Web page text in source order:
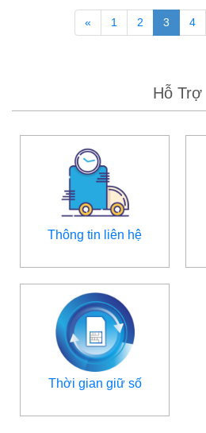
« 1 2 3 4
Hỗ Trợ
Thông tin liên hệ
Thời gian giữ số